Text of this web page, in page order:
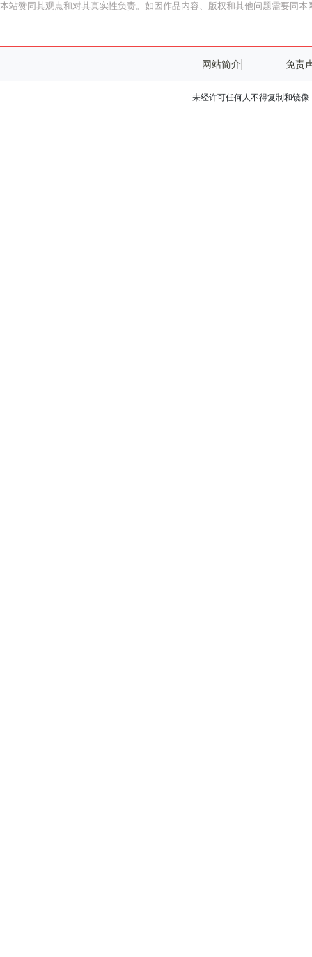
本站赞同其观点和对其真实性负责。如因作品内容、版权和其他问题需要同本
网站简介 免责
未经许可任何人不得复制和镜